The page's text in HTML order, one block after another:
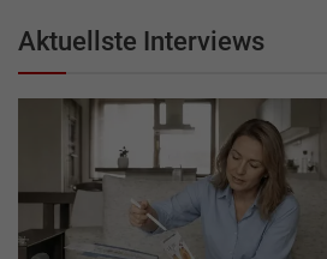
Aktuellste Interviews